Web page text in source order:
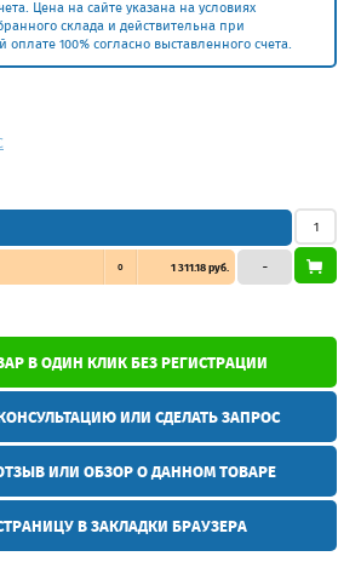
Цена на сайте указана на условиях
склада и действительна при
оплате 100% согласно выставленного счета.
0 1 311.18 руб. –
В ОДИН КЛИК БЕЗ РЕГИСТРАЦИИ
ИЛИ СДЕЛАТЬ ЗАПРОС
ИЛИ ОБЗОР О ДАННОМ ТОВАРЕ
В ЗАКЛАДКИ БРАУЗЕРА